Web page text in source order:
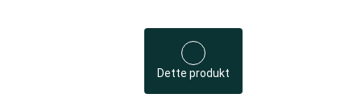
Dette produkt